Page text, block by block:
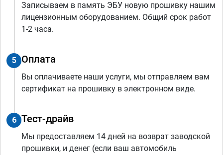
Записываем в память ЭБУ новую прошивку нашим
лицензионным оборудованием. Общий срок работ
1-2 часа.
5 Оплата
Вы оплачиваете наши услуги, мы отправляем вам
сертификат на прошивку в электронном виде.
6 Тест-драйв
Мы предоставляем 14 дней на возврат заводской
прошивки, и денег (если ваш автомобиль